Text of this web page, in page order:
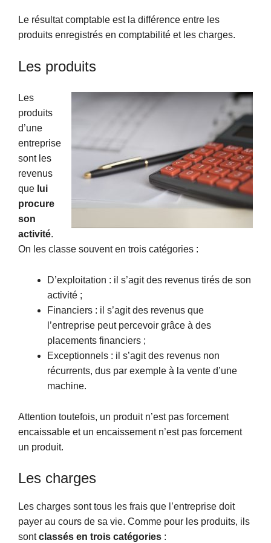
Le résultat comptable est la différence entre les
produits enregistrés en comptabilité et les charges.
Les produits
Les
produits
d’une
entreprise
sont les
revenus
que lui
procure
son
activité.
On les classe souvent en trois catégories :
D’exploitation : il s’agit des revenus tirés de son
activité ;
Financiers : il s’agit des revenus que
l’entreprise peut percevoir grâce à des
placements financiers ;
Exceptionnels : il s’agit des revenus non
récurrents, dus par exemple à la vente d’une
machine.
Attention toutefois, un produit n’est pas forcement
encaissable et un encaissement n’est pas forcement
un produit.
Les charges
Les charges sont tous les frais que l’entreprise doit
payer au cours de sa vie. Comme pour les produits, ils
sontclassés en trois catégories :